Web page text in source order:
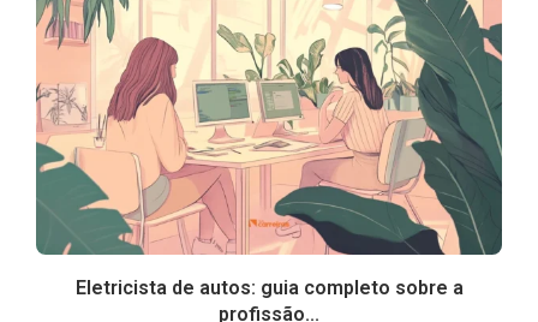
Eletricista de autos: guia completo sobre a
profissão...